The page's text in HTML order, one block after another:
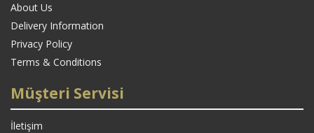
About Us
Delivery Information
Privacy Policy
Terms & Conditions
Müşteri Servisi
İletişim